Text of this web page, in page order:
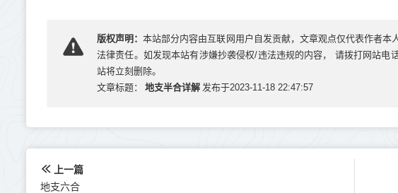
版权声明：本站部分内容由互联网用户自发贡献，文章观点仅代表作者
法律责任。如发现本站有涉嫌抄袭侵权/违法违规的内容， 请拨打网站电
站将立刻删除。
文章标题：
地支半合详解 发布于2023-11-18 22:47:57
上一篇
地支六合